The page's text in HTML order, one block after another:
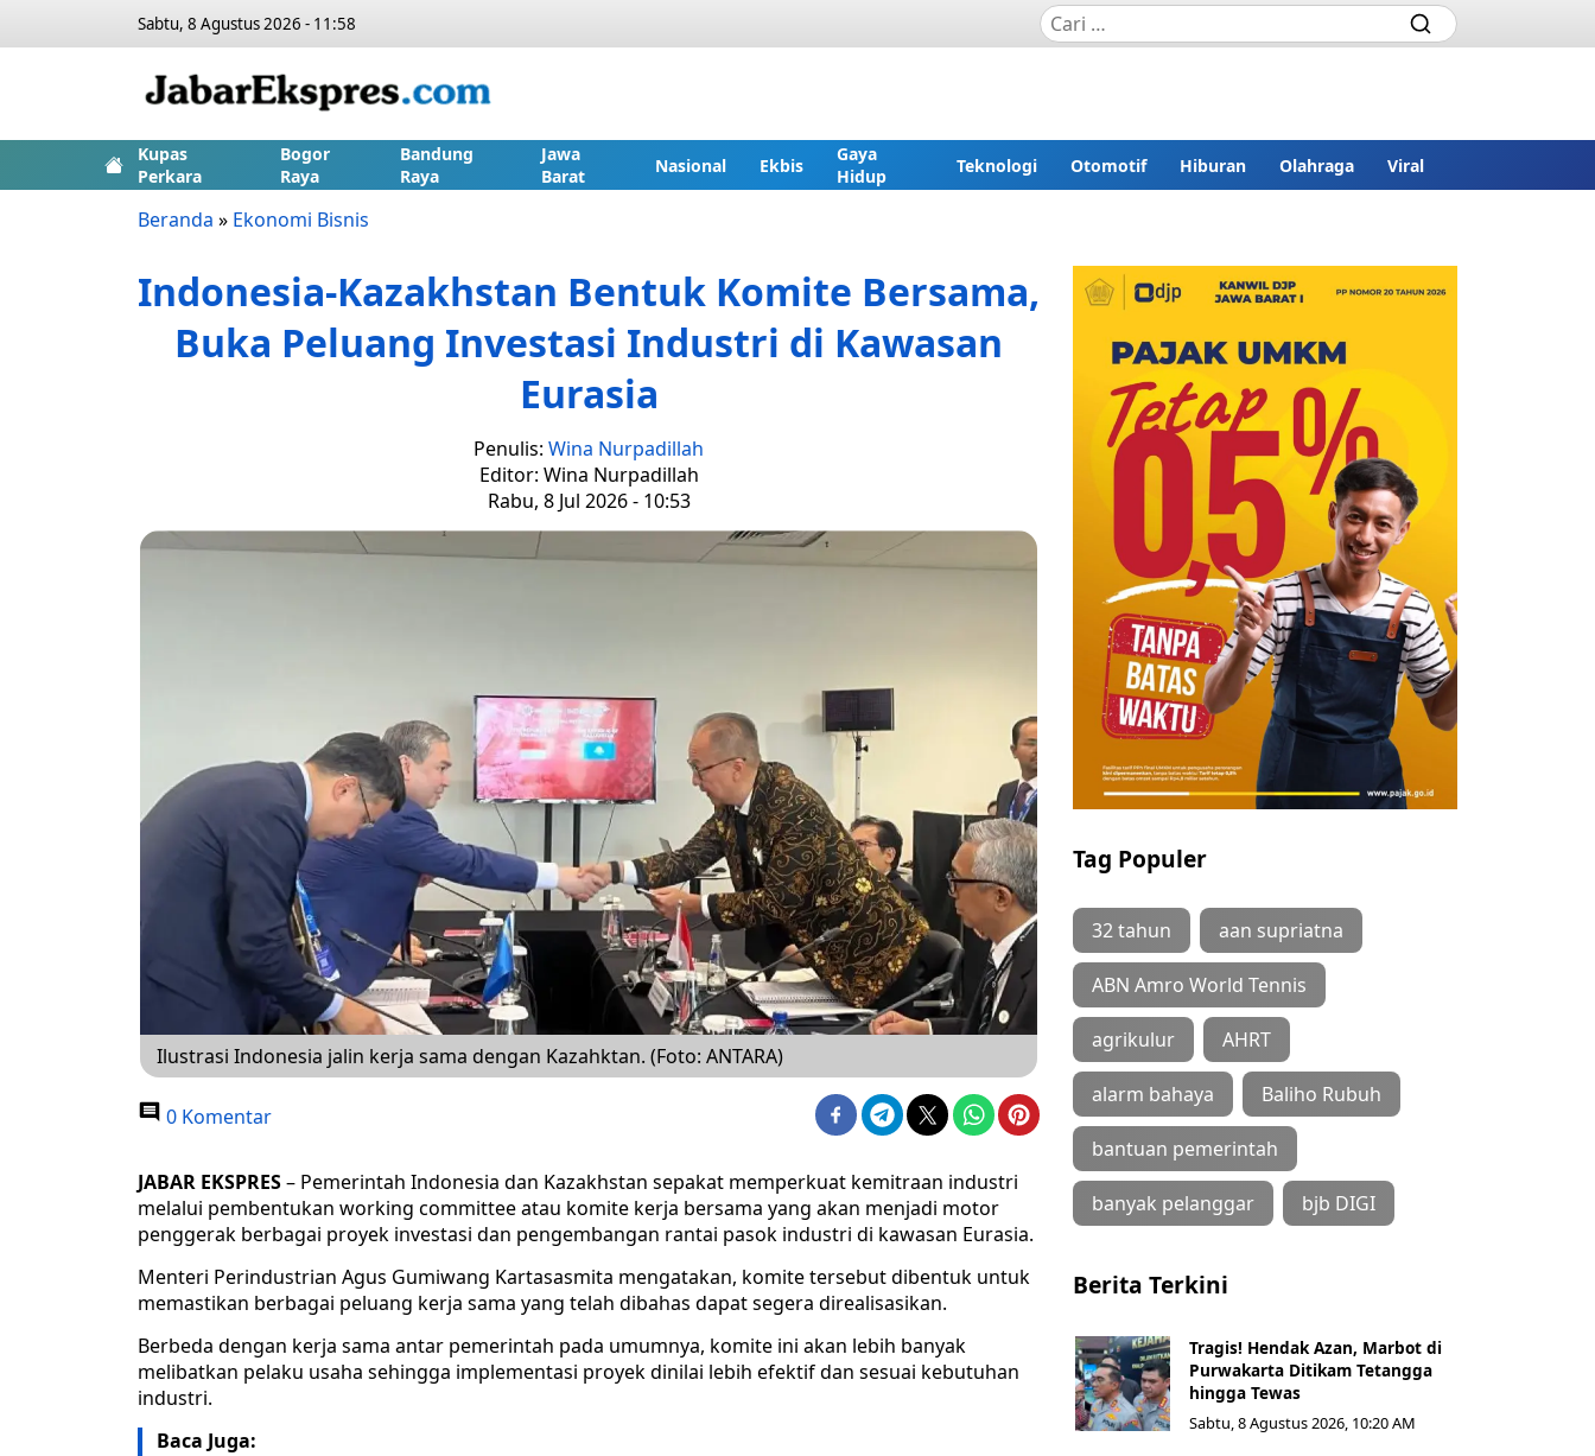
Sabtu, 8 Agustus 2026 - 11:58
Kupas
Perkara
Bogor
Raya
Bandung
Raya
Jawa
Barat
Nasional Ekbis
Gaya
Hidup
Teknologi Otomotif Hiburan Olahraga Viral
Beranda » Ekonomi Bisnis
Indonesia-Kazakhstan Bentuk Komite Bersama,
Buka Peluang Investasi Industri di Kawasan
Eurasia
Penulis: Wina Nurpadillah
Editor: Wina Nurpadillah
Rabu, 8 Jul 2026 - 10:53
Ilustrasi Indonesia jalin kerja sama dengan Kazahktan. (Foto: ANTARA)
0 Komentar
JABAR EKSPRES– Pemerintah Indonesia dan Kazakhstan sepakat memperkuat kemitraan industri
melalui pembentukan working committee atau komite kerja bersama yang akan menjadi motor
penggerak berbagai proyek investasi dan pengembangan rantai pasok industri di kawasan Eurasia.
Menteri Perindustrian Agus Gumiwang Kartasasmita mengatakan, komite tersebut dibentuk untuk
memastikan berbagai peluang kerja sama yang telah dibahas dapat segera direalisasikan.
Berbeda dengan kerja sama antar pemerintah pada umumnya, komite ini akan lebih banyak
melibatkan pelaku usaha sehingga implementasi proyek dinilai lebih efektif dan sesuai kebutuhan
industri.
Baca Juga:
Tag Populer
32 tahun aan supriatna
ABN Amro World Tennis
agrikulur AHRT
alarm bahaya Baliho Rubuh
bantuan pemerintah
banyak pelanggar bjb DIGI
Berita Terkini
Tragis! Hendak Azan, Marbot di
Purwakarta Ditikam Tetangga
hingga Tewas
Sabtu, 8 Agustus 2026, 10:20 AM